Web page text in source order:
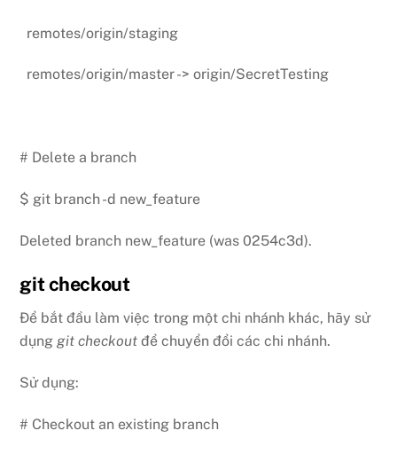
remotes/origin/staging
remotes/origin/master -> origin/SecretTesting
# Delete a branch
$ git branch -d new_feature
Deleted branch new_feature (was 0254c3d).
git checkout
Để bắt đầu làm việc trong một chi nhánh khác, hãy sử
dụnggit checkout để chuyển đổi các chi nhánh.
Sử dụng:
# Checkout an existing branch